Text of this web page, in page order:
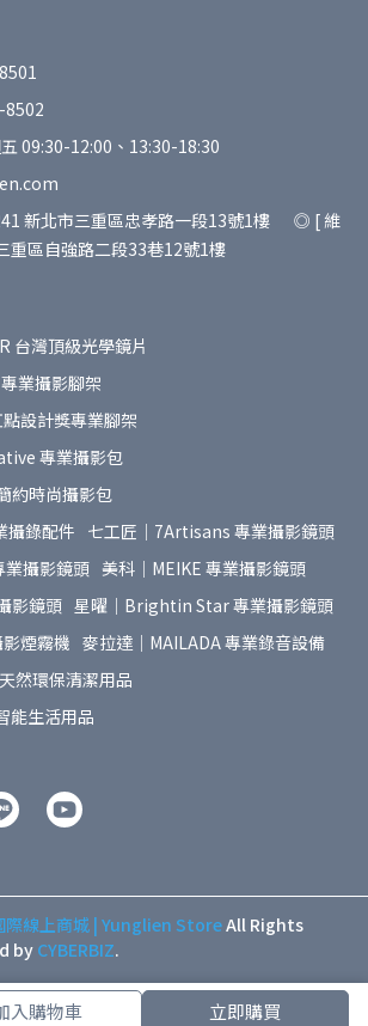
入購物車 立即購買
8502
09:30-12:00、13:30-18:30
新北市三重區忠孝路一段13號1樓 ◎ [ 維
重區自強路二段33巷12號1樓
台灣頂級光學鏡片
業攝影腳架
設計獎專業腳架
專業攝影包
約時尚攝影包
攝錄配件 七工匠｜7Artisans 專業攝影鏡頭
攝影鏡頭 美科｜MEIKE 專業攝影鏡頭
影鏡頭 星曜｜Brightin Star 專業攝影鏡頭
煙霧機 麥拉達｜MAILADA 專業錄音設備
然環保清潔用品
能生活用品
際線上商城 | Yunglien StoreAll Rights
by CYBERBIZ.